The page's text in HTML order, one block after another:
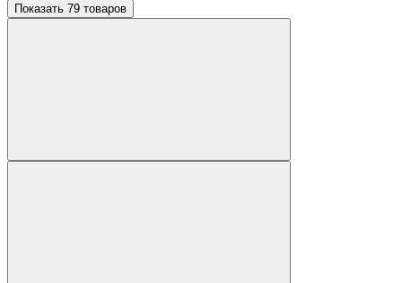
Показать 79 товаров